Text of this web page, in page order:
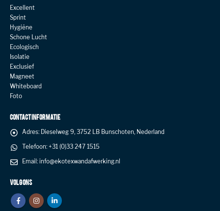
Excellent
Sprint
Hygiëne
Schone Lucht
Ecologisch
Isolatie
Exclusief
Magneet
Whiteboard
Foto
CONTACT INFORMATIE
Adres: Dieselweg 9, 3752 LB Bunschoten, Nederland
Telefoon: +31 (0)33 247 1515
Email: info@ekotexwandafwerking.nl
VOLG ONS